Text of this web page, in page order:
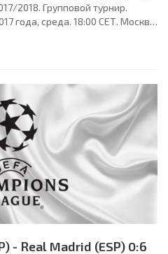
2018. Групповой турнир.
года, среда. 18:00 СЕТ. Москва,
30000). Главный арбитр:
Байтингер (Регенсбург,
- Real Madrid (ESP) 0:6